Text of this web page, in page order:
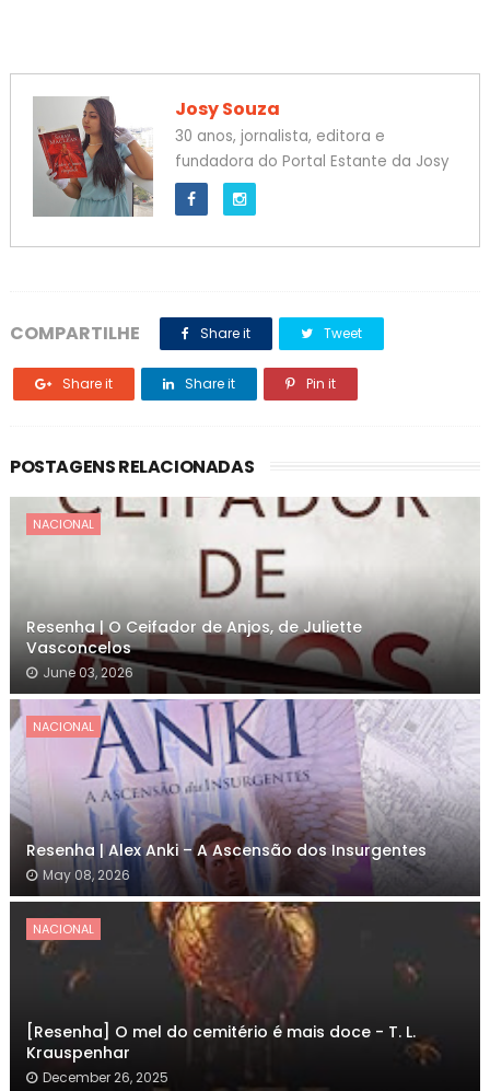
Josy Souza
30 anos, jornalista, editora e
fundadora do Portal Estante da Josy
COMPARTILHE Share it Tweet
Share it Share it Pin it
POSTAGENS RELACIONADAS
NACIONAL
Resenha | O Ceifador de Anjos, de Juliette
Vasconcelos
June 03, 2026
NACIONAL
Resenha | Alex Anki – A Ascensão dos Insurgentes
May 08, 2026
NACIONAL
[Resenha] O mel do cemitério é mais doce - T. L.
Krauspenhar
December 26, 2025